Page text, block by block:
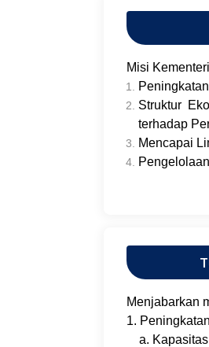
Misi
Struktur
terhadap
Mencapai
Menjabarkan
1.
a. Kapasitas